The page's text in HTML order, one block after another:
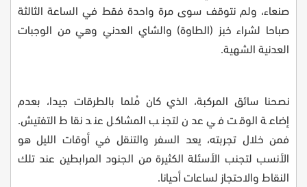
صنعاء، ولم نتوقف سوى مرة واحدة فقط في الساعة الثالثة
صباحا لشراء خبز (الطاوة) والشاي العدني وهي من الوجبات
العدنية الشهية.
نصحنا سائق المركبة، الذي كان مُلما بالطرقات جيدا، بعدم
إضاعة الوقت في عدن لتجنب المشاكل عند نقاط التفتيش.
فمن خلال تجربته، يعد السفر والتنقل في أوقات الليل هو
الأنسب لتجنب الأسئلة الكثيرة من الجنود المرابطين عند تلك
النقاط والاحتجاز لساعات أحيانا.